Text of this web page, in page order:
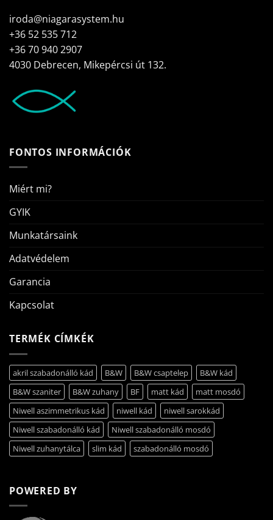
iroda@niagarasystem.hu
+36 52 535 712
+36 70 940 2907
4030 Debrecen, Mikepércsi út 132.
FONTOS INFORMÁCIÓK
Miért mi?
GYIK
Munkatársaink
Adatvédelem
Garancia
Kapcsolat
TERMÉK CÍMKÉK
akril szabadonálló kád B&W B&W csaptelep
B&W kád
B&W szaniter
B&W zuhany BF matt kád
matt mosdó
Niwell aszimmetrikus kád
niwell kád
niwell sarokkád
Niwell szabadonálló kád
Niwell szabadonálló mosdó
Niwell zuhanytálca
slim kád szabadonálló mosdó
POWERED BY